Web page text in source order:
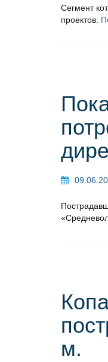
Сегмент
проектов.
м.